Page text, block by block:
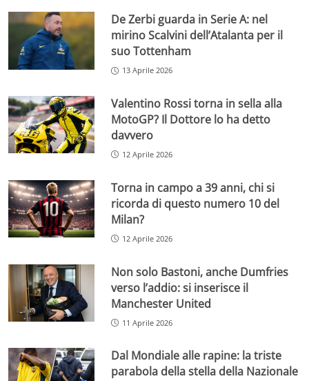
De Zerbi guarda in Serie A: nel
mirino Scalvini dell’Atalanta per il
suo Tottenham
13 Aprile 2026
Valentino Rossi torna in sella alla
MotoGP? Il Dottore lo ha detto
davvero
12 Aprile 2026
Torna in campo a 39 anni, chi si
ricorda di questo numero 10 del
Milan?
12 Aprile 2026
Non solo Bastoni, anche Dumfries
verso l’addio: si inserisce il
Manchester United
11 Aprile 2026
Dal Mondiale alle rapine: la triste
parabola della stella della Nazionale